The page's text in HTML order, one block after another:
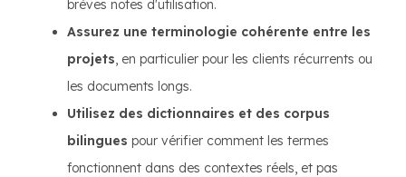
brèves notes d'utilisation.
Assurez une terminologie cohérente entre les
projets, en particulier pour les clients récurrents ou
les documents longs.
Utilisez des dictionnaires et des corpus
bilingues pour vérifier comment les termes
fonctionnent dans des contextes réels, et pas